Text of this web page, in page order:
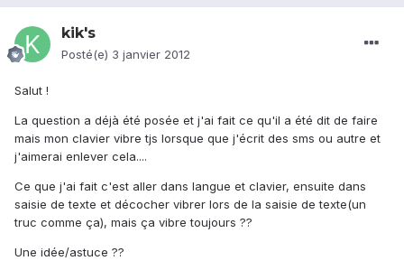
kik's
Posté(e) 3 janvier 2012
Salut !
La question a déjà été posée et j'ai fait ce qu'il a été dit de faire
mais mon clavier vibre tjs lorsque que j'écrit des sms ou autre et
j'aimerai enlever cela....
Ce que j'ai fait c'est aller dans langue et clavier, ensuite dans
saisie de texte et décocher vibrer lors de la saisie de texte(un
truc comme ça), mais ça vibre toujours ??
Une idée/astuce ??